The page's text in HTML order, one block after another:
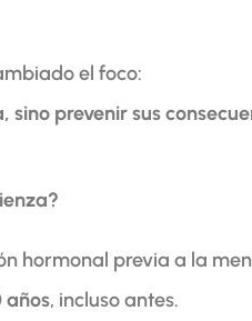
el foco:
sino prevenir sus
hormonal previa a la
años, incluso antes.